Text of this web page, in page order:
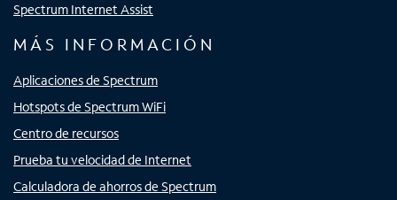
Spectrum Internet Assist
MÁS INFORMACIÓN
Aplicaciones de Spectrum
Hotspots de Spectrum WiFi
Centro de recursos
Prueba tu velocidad de Internet
Calculadora de ahorros de Spectrum